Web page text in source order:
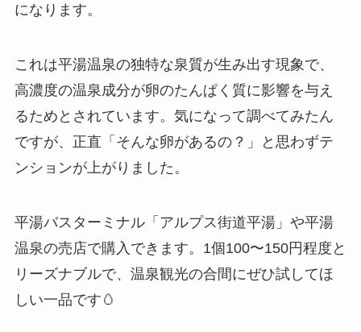
になります。
これは平湯温泉の独特な泉質が生み出す現象で、
高濃度の温泉成分が卵のたんぱく質に影響を与え
るためとされています。気になって調べてみたん
ですが、正直「そんな卵があるの？」と思わずテ
ンションが上がりました。
平湯バスターミナル「アルプス街道平湯」や平湯
温泉の売店で購入できます。1個100〜150円程度と
リーズナブルで、温泉観光の合間にぜひ試してほ
しい一品です🥚